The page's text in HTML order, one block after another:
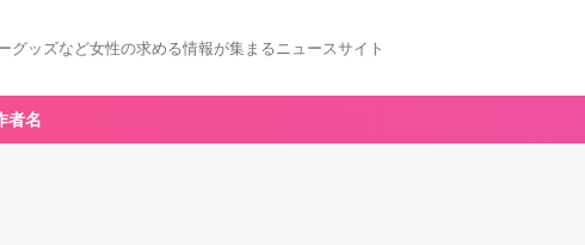
グッズなど女性の求める情報が集まるニュースサイト
者名